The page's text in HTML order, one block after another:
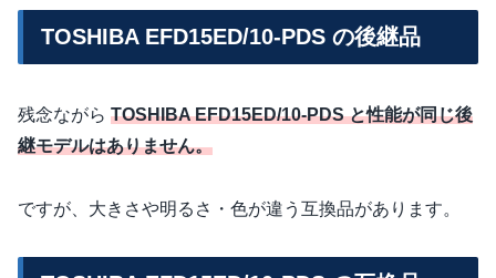
TOSHIBA EFD15ED/10-PDS の後継品
残念ながら TOSHIBA EFD15ED/10-PDS と性能が同じ後
継モデルはありません。
ですが、大きさや明るさ・色が違う互換品があります。